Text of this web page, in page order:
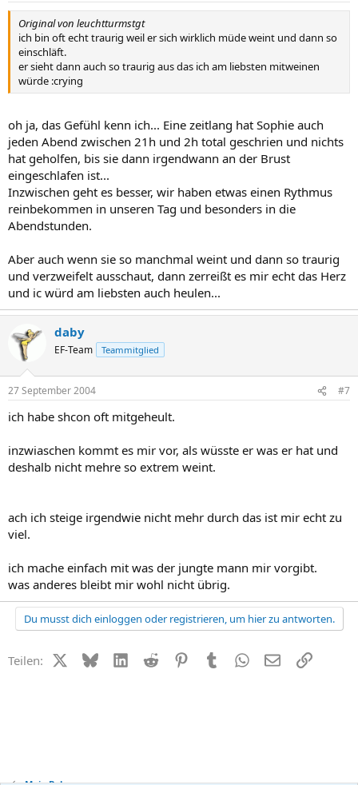
Original von leuchtturmstgt
ich bin oft echt traurig weil er sich wirklich müde weint und dann so
einschläft.
er sieht dann auch so traurig aus das ich am liebsten mitweinen
würde :crying
oh ja, das Gefühl kenn ich... Eine zeitlang hat Sophie auch
jeden Abend zwischen 21h und 2h total geschrien und nichts
hat geholfen, bis sie dann irgendwann an der Brust
eingeschlafen ist...
Inzwischen geht es besser, wir haben etwas einen Rythmus
reinbekommen in unseren Tag und besonders in die
Abendstunden.
Aber auch wenn sie so manchmal weint und dann so traurig
und verzweifelt ausschaut, dann zerreißt es mir echt das Herz
und ic würd am liebsten auch heulen...
daby
EF-Team Teammitglied
27 September 2004 #7
ich habe shcon oft mitgeheult.
inzwiaschen kommt es mir vor, als wüsste er was er hat und
deshalb nicht mehre so extrem weint.
ach ich steige irgendwie nicht mehr durch das ist mir echt zu
viel.
ich mache einfach mit was der jungte mann mir vorgibt.
was anderes bleibt mir wohl nicht übrig.
Du musst dich einloggen oder registrieren, um hier zu antworten.
Teilen: X (Twitter)
BlueskyLinkedIn
Reddit PinterestTumblr WhatsApp
E-MailLink